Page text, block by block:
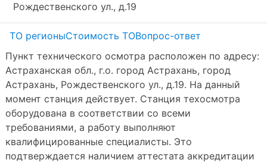
Рождественского ул., д.19
ТО регионыСтоимость ТОВопрос-ответ
Пункт технического осмотра расположен по адресу:
Астраханская обл., г.о. город Астрахань, город
Астрахань, Рождественского ул., д.19. На данный
момент станция действует. Станция техосмотра
оборудована в соответствии со всеми
требованиями, а работу выполняют
квалифицированные специалисты. Это
подтверждается наличием аттестата аккредитации